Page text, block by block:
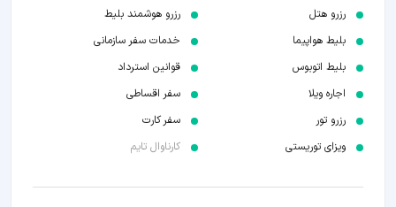
رزرو هتل
بلیط هواپیما
بلیط اتوبوس
اجاره ویلا
رزرو تور
ویزای توریستی
رزرو هوشمند بلیط
خدمات سفر سازمانی
قوانین استرداد
سفر اقساطی
سفر کارت
کارناوال تایم